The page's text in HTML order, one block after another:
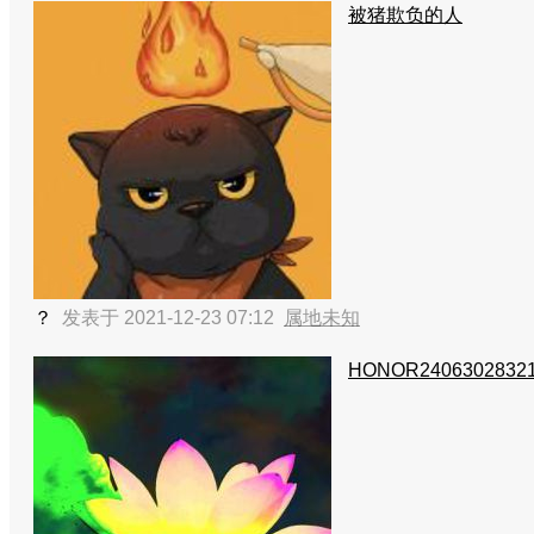
被猪欺负的人
？ 发表于 2021-12-23 07:12 属地未知